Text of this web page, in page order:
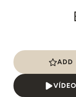
ADD
VÍDEO